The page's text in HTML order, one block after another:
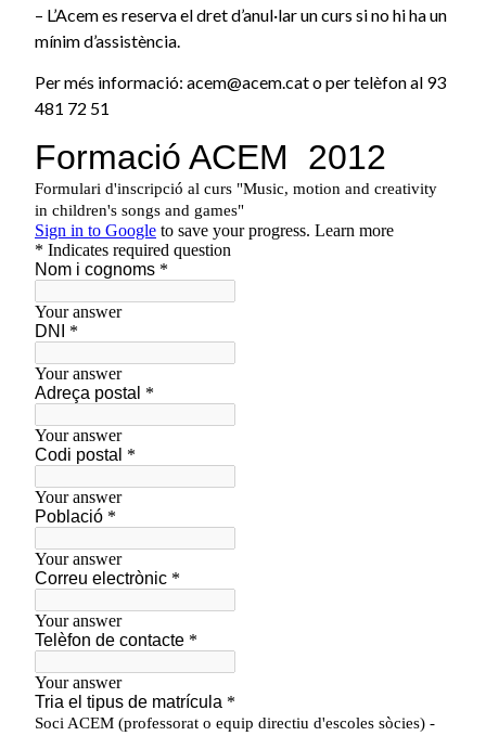
– L’Acem es reserva el dret d’anul·lar un curs si no hi ha un
mínim d’assistència.
Per més informació: acem@acem.cat o per telèfon al 93
481 72 51